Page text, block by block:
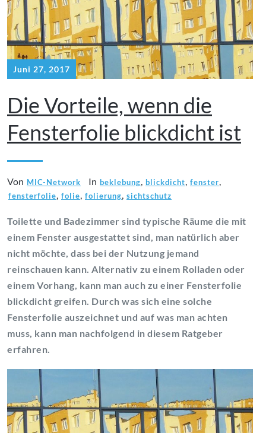
Juni 27, 2017
Die Vorteile, wenn die
Fensterfolie blickdicht ist
Von MIC-Network In beklebung blickdicht fenster
fensterfolie folie folierung sichtschutz
Toilette und Badezimmer sind typische Räume die mit
einem Fenster ausgestattet sind, man natürlich aber
nicht möchte, dass bei der Nutzung jemand
reinschauen kann. Alternativ zu einem Rolladen oder
einem Vorhang, kann man auch zu einer Fensterfolie
blickdicht greifen. Durch was sich eine solche
Fensterfolie auszeichnet und auf was man achten
muss, kann man nachfolgend in diesem Ratgeber
erfahren.